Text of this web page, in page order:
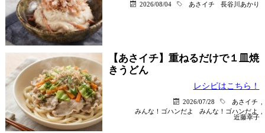
2026/08/04 あさイチ 長谷川あかり
【あさイチ】重ねるだけで１皿焼
きうどん
レシピはこちら！
2026/07/28 あさイチ
みんな！ゴハンだよ
みんな！ゴハンだよ
近藤幸子